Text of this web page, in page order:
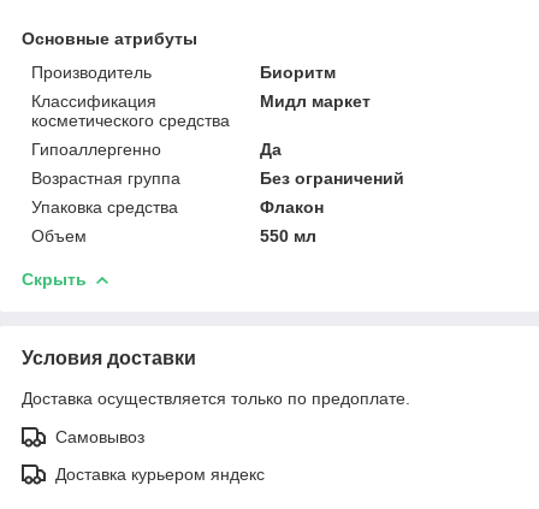
Основные атрибуты
Производитель
Биоритм
Классификация
косметического средства
Мидл маркет
Гипоаллергенно
Да
Возрастная группа
Без ограничений
Упаковка средства
Флакон
Объем
550 мл
Скрыть
Условия доставки
Доставка осуществляется только по предоплате.
Самовывоз
Доставка курьером яндекс